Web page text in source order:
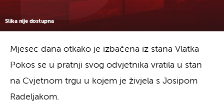
Slika nije dostupna
Mjesec dana otkako je izbačena iz stana Vlatka
Pokos se u pratnji svog odvjetnika vratila u stan
na Cvjetnom trgu u kojem je živjela s Josipom
Radeljakom.